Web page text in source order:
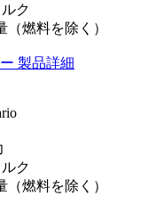
ク
（燃料を除く）
製品詳細
ク
（燃料を除く）